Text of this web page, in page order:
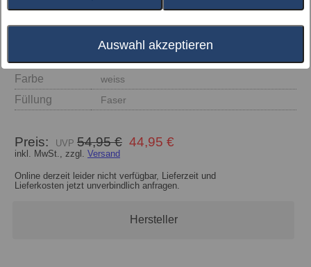
Auswahl akzeptieren
Farbe
weiss
Füllung Faser
Preis: 54,95 € 44,95 €
inkl. MwSt., zzgl. Versand
Online derzeit leider nicht verfügbar, Lieferzeit und
Lieferkosten jetzt unverbindlich anfragen.
Hersteller